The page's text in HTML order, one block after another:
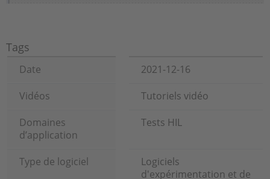
Tags
Date
2021-12-16
Vidéos
Tutoriels vidéo
Domaines
d’application
Tests HIL
Type de logiciel
Logiciels
d'expérimentation et de